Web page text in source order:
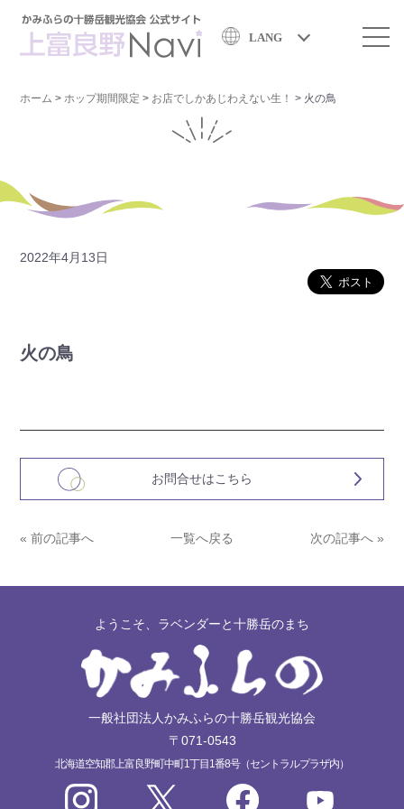
LANG
ホーム >ホップ期間限定 > お店でしかあじわえない生！ > 火の鳥
2022年4月13日
火の鳥
お問合せはこちら
« 前の記事へ 一覧へ戻る 次の記事へ »
ようこそ、ラベンダーと十勝岳のまち
一般社団法人かみふらの十勝岳観光協会
〒071-0543
北海道空知郡上富良野町中町1丁目1番8号（セントラルプラザ内）